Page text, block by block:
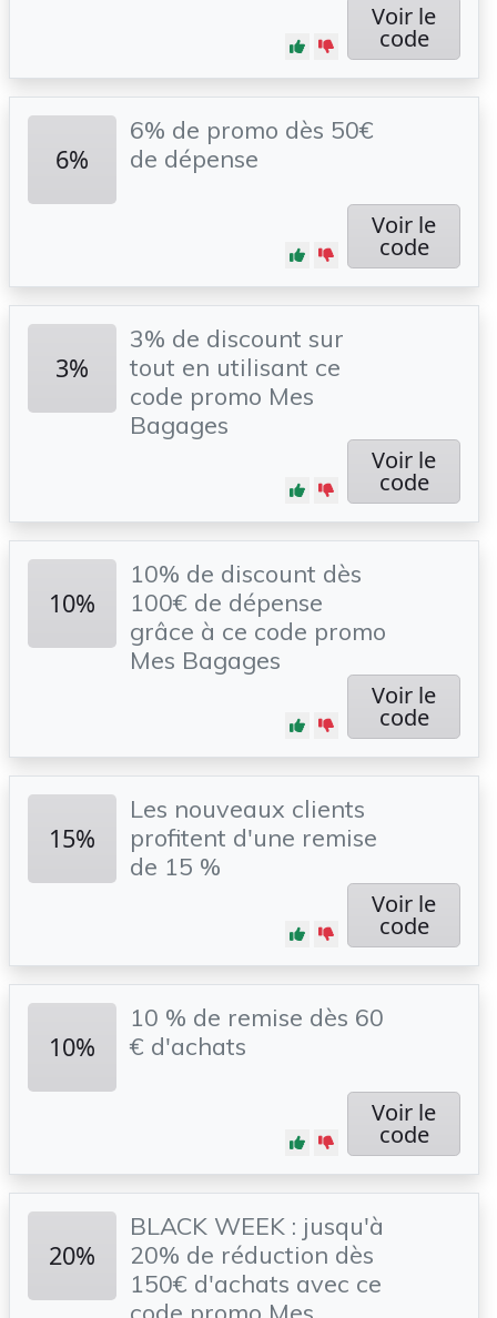
Voir le
code
6%
6% de promo dès 50€
de dépense
Voir le
code
3%
3% de discount sur
tout en utilisant ce
code promo Mes
Bagages
Voir le
code
10%
10% de discount dès
100€ de dépense
grâce à ce code promo
Mes Bagages
Voir le
code
15%
Les nouveaux clients
profitent d'une remise
de 15 %
Voir le
code
10%
10 % de remise dès 60
€ d'achats
Voir le
code
20%
BLACK WEEK : jusqu'à
20% de réduction dès
150€ d'achats avec ce
code promo Mes